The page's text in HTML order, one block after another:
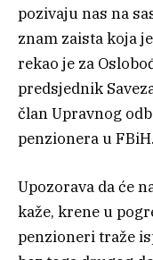
pozivaju nas na
znam zaista koja
rekao je za
predsjednik
član Upravnog
penzionera u FBiH.
Upozorava da će
kaže, krene u
penzioneri traže